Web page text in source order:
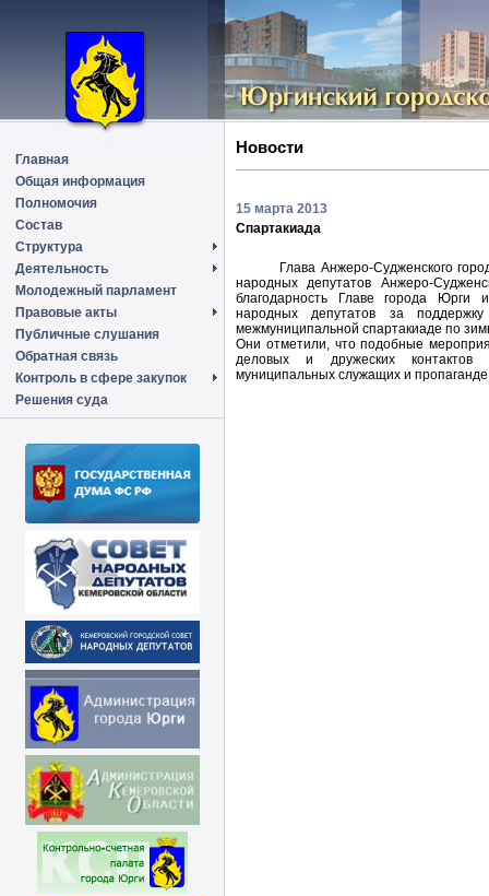
Главная
Общая информация
Полномочия
Состав
Структура
Деятельность
Молодежный парламент
Правовые акты
Публичные слушания
Обратная связь
Контроль в сфере закупок
Решения суда
Новости
15 марта 2013
Спартакиада
Глава Анжеро-Судженского
народных депутатов Анжеро-
благодарность Главе города Юрги
народных депутатов за
межмуниципальной спартакиаде по
Они отметили, что подобные
деловых и дружеских контактов
муниципальных служащих и